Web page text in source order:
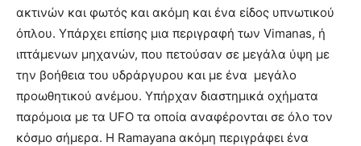
ακτινών και φωτός και ακόμη και ένα είδος υπνωτικού
όπλου. Υπάρχει επίσης μια περιγραφή των Vimanas, ή
ιπτάμενων μηχανών, που πετούσαν σε μεγάλα ύψη με
την βοήθεια του υδράργυρου και με ένα μεγάλο
προωθητικού ανέμου. Υπήρχαν διαστημικά οχήματα
παρόμοια με τα UFO τα οποία αναφέρονται σε όλο τον
κόσμο σήμερα. Η Ramayana ακόμη περιγράφει ένα